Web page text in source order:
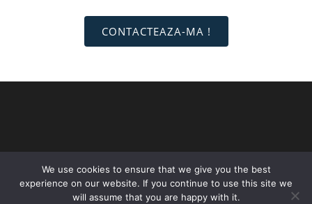
CONTACTEAZA-MA !
INTRO PORTOFOLIU PRETURI CONTACT
We use cookies to ensure that we give you the best
experience on our website. If you continue to use this site we
will assume that you are happy with it.